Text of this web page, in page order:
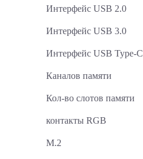
Интерфейс USB 2.0
Интерфейс USB 3.0
Интерфейс USB Type-C
Каналов памяти
Кол-во слотов памяти
контакты RGB
М.2